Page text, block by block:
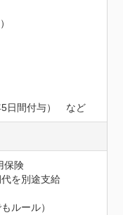
日間付与）　など
保険
を別途支給
ルール）